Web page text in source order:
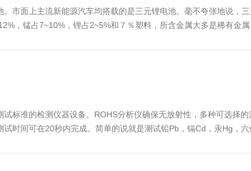
市面上主流新能源汽车均搭载的是三元锂电池。毫不夸张地说，
，锰占7~10%，锂占2~5%和７％塑料，所含金属大多是稀有金
标准的检测仪器设备。ROHS分析仪确保无放射性，多种可选择
时间可在20秒内完成。简单的说就是测试铅Pb，镉Cd，汞Hg，